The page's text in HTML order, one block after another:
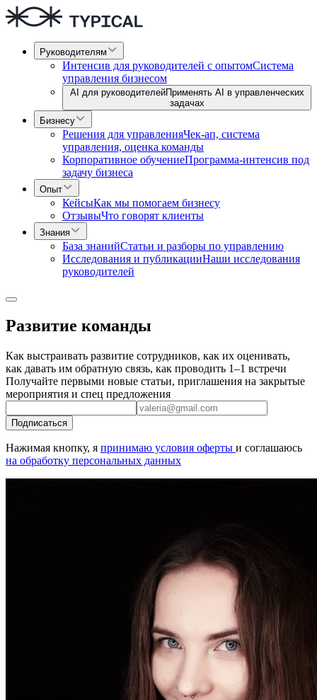
Руководителям
Интенсив для руководителей с опытомСистема
управления бизнесом
AI для руководителейПрименять AI в управленческих
задачах
Бизнесу
Решения для управленияЧек-ап, система
управления, оценка команды
Корпоративное обучениеПрограмма-интенсив под
задачу бизнеса
Опыт
КейсыКак мы помогаем бизнесу
ОтзывыЧто говорят клиенты
Знания
База знанийСтатьи и разборы по управлению
Исследования и публикацииНаши исследования
руководителей
Развитие команды
Как выстраивать развитие сотрудников, как их оценивать,
как давать им обратную связь, как проводить 1–1 встречи
Получайте первыми новые статьи, приглашения на закрытые
мероприятия и спец предложения
Подписаться
Нажимая кнопку, я принимаю условия оферты и соглашаюсь
на обработку персональных данных